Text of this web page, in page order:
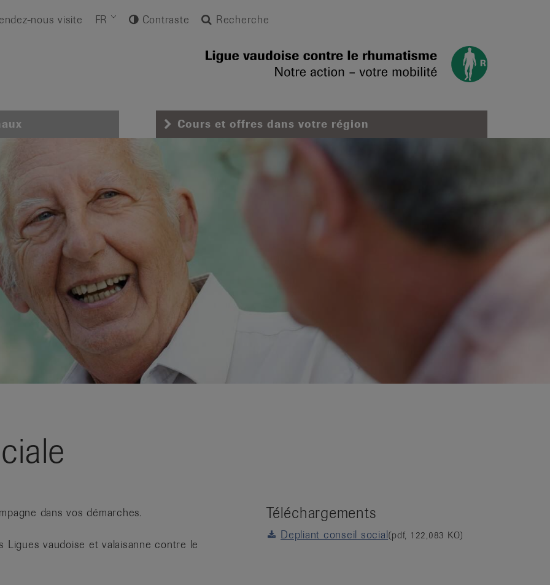
nous visite FR Contraste Recherche
Cours et offres dans votre région
dans vos démarches.
Ligues vaudoise et valaisanne contre le
Téléchargements
Depliant conseil social(pdf, 122,083 KO)